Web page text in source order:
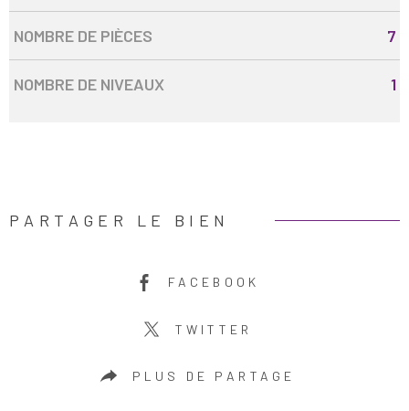
NOMBRE DE PIÈCES 7
NOMBRE DE NIVEAUX 1
PARTAGER LE BIEN
FACEBOOK
TWITTER
PLUS DE PARTAGE